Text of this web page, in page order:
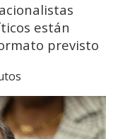
están
previsto